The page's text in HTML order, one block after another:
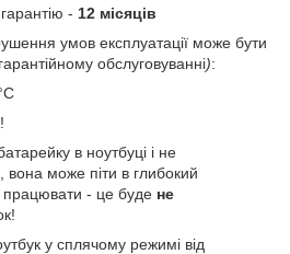
- 12 місяців
умов експлуатації може бути
обслуговуванні):
в ноутбуці і не
вона може піти в глибокий
працювати - це буде не
у сплячому режимі від